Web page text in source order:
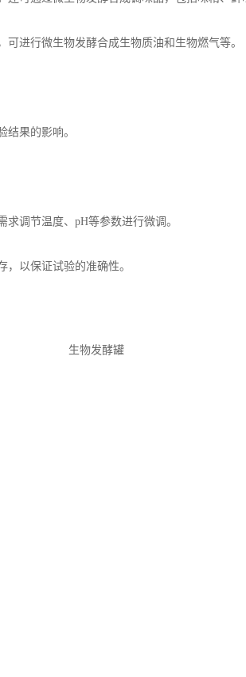
进行微生物发酵合成生物质油和生物燃气等。
果的影响。
调节温度、pH等参数进行微调。
以保证试验的准确性。